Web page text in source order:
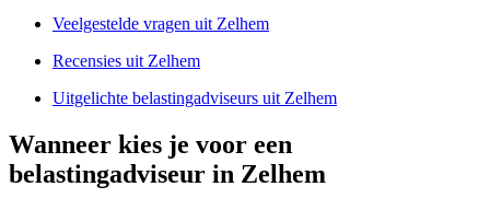
Veelgestelde vragen uit Zelhem
Recensies uit Zelhem
Uitgelichte belastingadviseurs uit Zelhem
Wanneer kies je voor een
belastingadviseur in Zelhem